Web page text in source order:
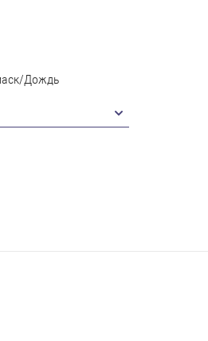
Дождь